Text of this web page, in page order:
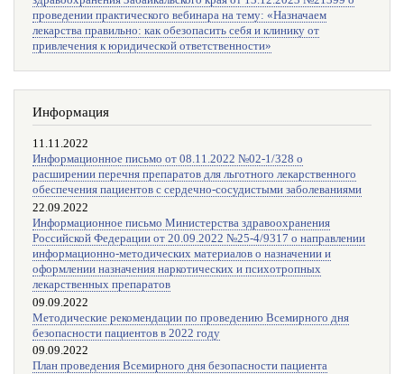
проведении практического вебинара на тему: «Назначаем
лекарства правильно: как обезопасить себя и клинику от
привлечения к юридической ответственности»
Информация
11.11.2022
Информационное письмо от 08.11.2022 №02-1/328 о
расширении перечня препаратов для льготного лекарственного
обеспечения пациентов с сердечно-сосудистыми заболеваниями
22.09.2022
Информационное письмо Министерства здравоохранения
Российской Федерации от 20.09.2022 №25-4/9317 о направлении
информационно-методических материалов о назначении и
оформлении назначения наркотических и психотропных
лекарственных препаратов
09.09.2022
Методические рекомендации по проведению Всемирного дня
безопасности пациентов в 2022 году
09.09.2022
План проведения Всемирного дня безопасности пациента